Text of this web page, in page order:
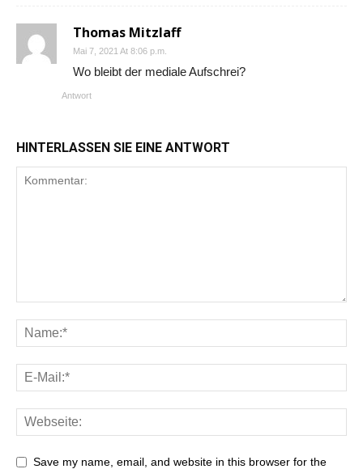
Thomas Mitzlaff
Mai 7, 2021 At 8:06 p.m.
Wo bleibt der mediale Aufschrei?
Antwort
HINTERLASSEN SIE EINE ANTWORT
Save my name, email, and website in this browser for the